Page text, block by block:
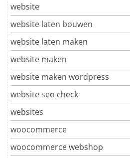
website
website laten bouwen
website laten maken
website maken
website maken wordpress
website seo check
websites
woocommerce
woocommerce webshop